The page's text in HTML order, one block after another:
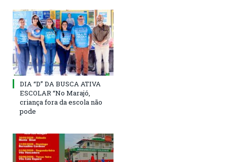
DIA “D” DA BUSCA ATIVA
ESCOLAR “No Marajó,
criança fora da escola não
pode